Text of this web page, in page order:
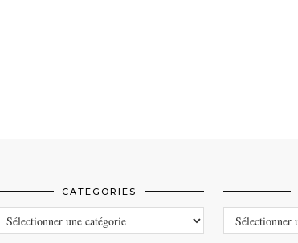
CATEGORIES
CATEGORIES ARCHIVES